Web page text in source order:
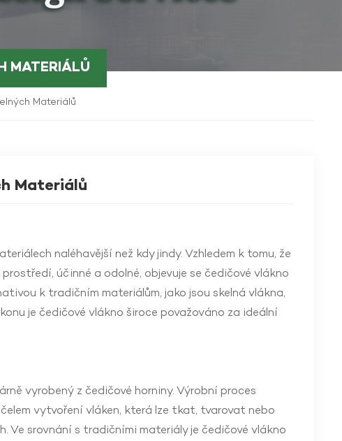
MATERIÁLŮ
Materiálů
Materiálů
naléhavější než kdy jindy. Vzhledem k tomu, že
účinné a odolné, objevuje se čedičové vlákno
k tradičním materiálům, jako jsou skelná vlákna,
je čedičové vlákno široce považováno za ideální
vyrobený z čedičové horniny. Výrobní proces
vytvoření vláken, která lze tkat, tvarovat nebo
Ve srovnání s tradičními materiály je čedičové vlákno